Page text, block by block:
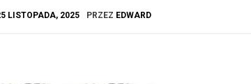
LISTOPADA, 2025 PRZEZ EDWARD